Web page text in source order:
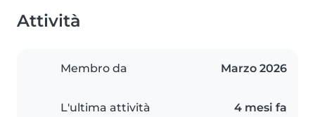
Attività
Membro da Marzo 2026
L'ultima attività 4 mesi fa